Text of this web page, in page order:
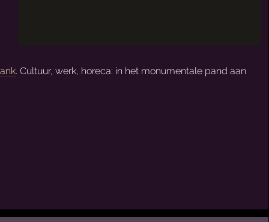
. Cultuur, werk, horeca: in het monumentale pand aan